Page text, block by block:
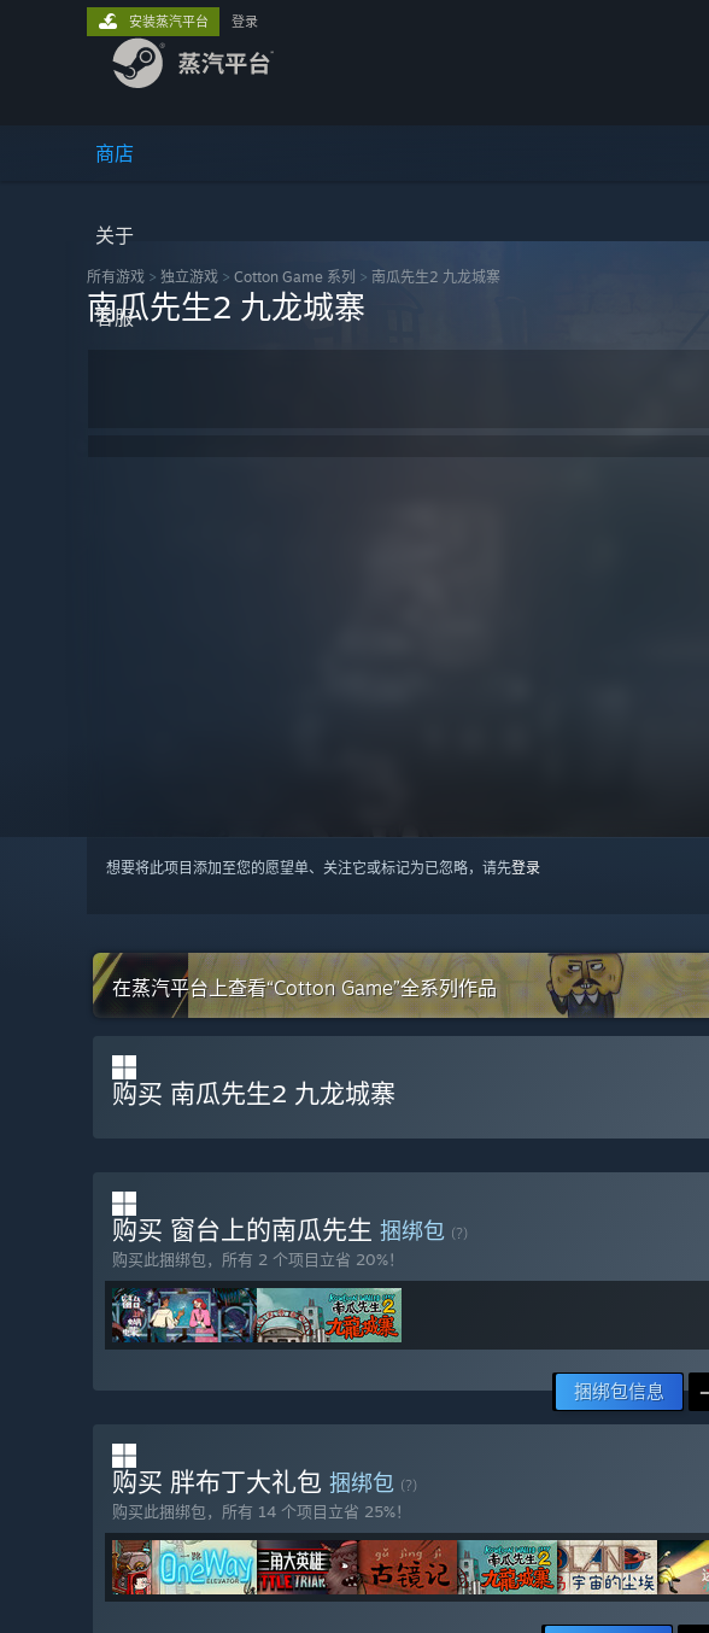
商店
关于
客服
安装蒸汽平台 登录
所有游戏 > 独立‎游戏 > Cotton Game 系列 > 南瓜先生2 九龙城寨
南瓜先生2 九龙城寨
想要将此项目添加至您的愿望单、关注它或标记为已忽略，请先登录
在蒸汽平台上查看“Cotton Game”全系列作品
购买 南瓜先生2 九龙城寨
购买 窗台上的南瓜先生 捆绑包 (?)
购买此捆绑包，所有 2 个项目立省 20%！
捆绑包信息
购买 胖布丁大礼包 捆绑包 (?)
购买此捆绑包，所有 14 个项目立省 25%！